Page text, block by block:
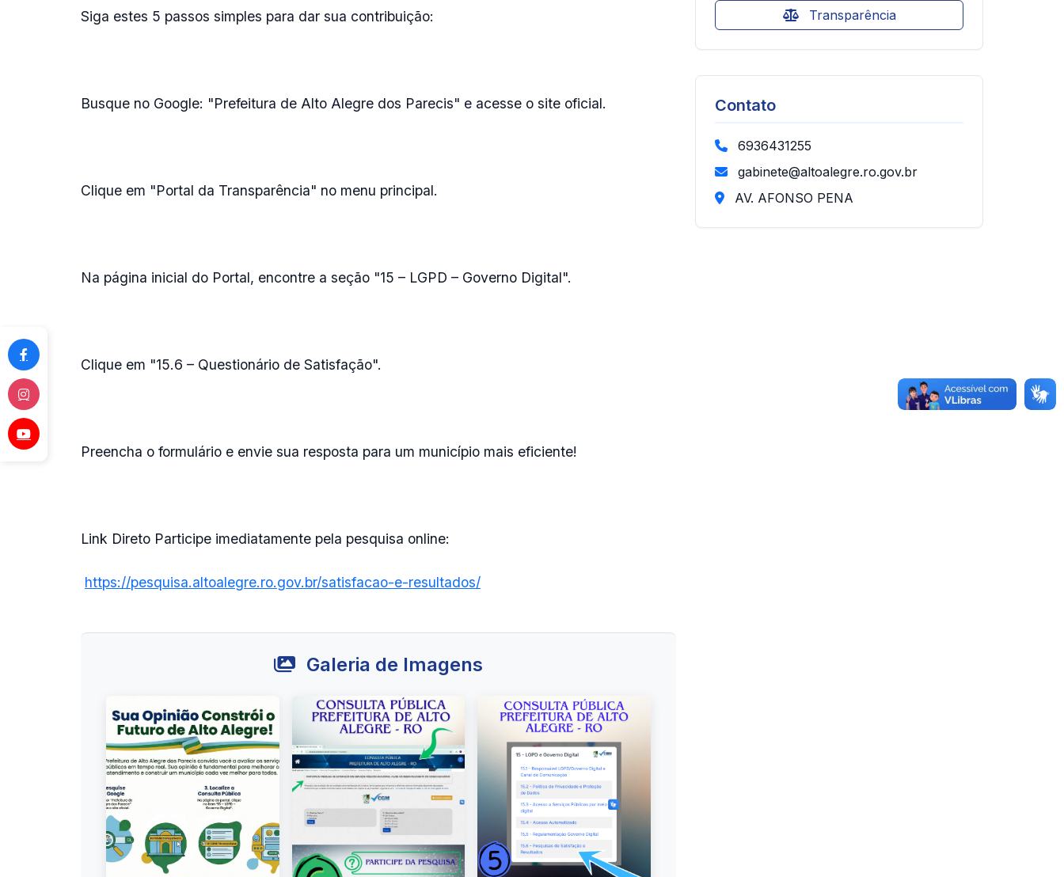
Siga estes 5 passos simples para dar sua contribuição:
Busque no Google: "Prefeitura de Alto Alegre dos Parecis" e acesse o site oficial.
Clique em "Portal da Transparência" no menu principal.
Na página inicial do Portal, encontre a seção "15 – LGPD – Governo Digital".
Clique em "15.6 – Questionário de Satisfação".
Preencha o formulário e envie sua resposta para um município mais eficiente!
Link Direto Participe imediatamente pela pesquisa online:
https://pesquisa.altoalegre.ro.gov.br/satisfacao-e-resultados/
Galeria de Imagens
Transparência
Contato
6936431255
gabinete@altoalegre.ro.gov.br
AV. AFONSO PENA